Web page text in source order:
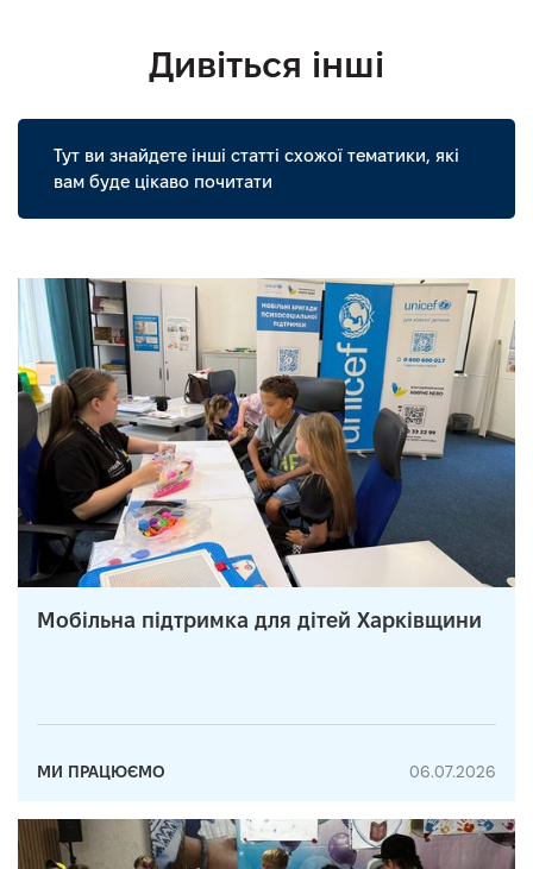
Дивіться інші
Тут ви знайдете інші статті схожої тематики, які
вам буде цікаво почитати
Мобільна підтримка для дітей Харківщини
МИ ПРАЦЮЄМО 06.07.2026